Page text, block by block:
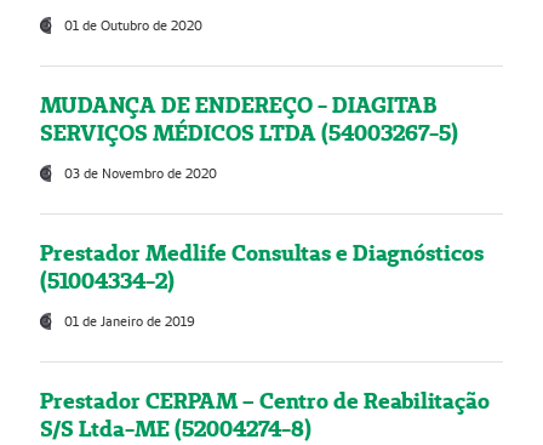
01 de Outubro de 2020
MUDANÇA DE ENDEREÇO - DIAGITAB
SERVIÇOS MÉDICOS LTDA (54003267-5)
03 de Novembro de 2020
Prestador Medlife Consultas e Diagnósticos
(51004334-2)
01 de Janeiro de 2019
Prestador CERPAM – Centro de Reabilitação
S/S Ltda-ME (52004274-8)